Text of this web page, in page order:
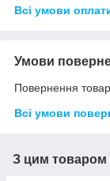
Всі умови
Умови
Повернення
Всі умови
З цим товаром